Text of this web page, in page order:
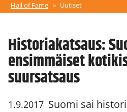
Hall of Fame » Uutiset
Historiakatsaus:
ensimmäiset
suursatsaus
1.9.2017 Suomi sai